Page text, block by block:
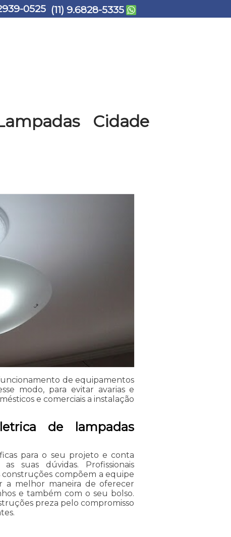
0525 (11) 9.6828-5335
Cidade
de equipamentos
modo, para evitar avarias e
e comerciais a instalação
de lampadas
para o seu projeto e conta
suas dúvidas. Profissionais
compõem a equipe
a melhor maneira de oferecer
e também com o seu bolso.
preza pelo compromisso